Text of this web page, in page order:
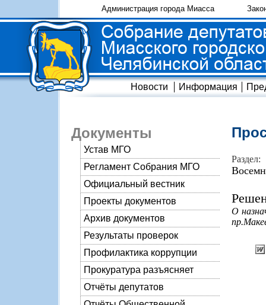
Администрация города Миасса
Новости Информация
Документы
Устав МГО
Регламент Собрания МГО
Официальный вестник
Проекты документов
Архив документов
Результаты проверок
Профилактика коррупции
Прокуратура разъясняет
Отчёты депутатов
Раздел:
О